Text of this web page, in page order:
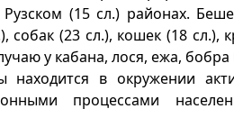
(15 сл.) районах.
собак (23 сл.), кошек (18 сл.),
у кабана, лося, ежа, бобра
в окружении
процессами